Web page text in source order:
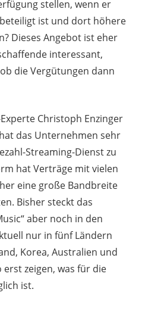
stellen, wenn er
beteiligt ist und dort höhere
Dieses Angebot ist eher
interessant,
die Vergütungen dann
Christoph Enzinger
das Unternehmen sehr
Streaming-Dienst zu
hat Verträge mit vielen
eine große Bandbreite
Bisher steckt das
aber noch in den
nur in fünf Ländern
Korea, Australien und
erst zeigen, was für die
ist.